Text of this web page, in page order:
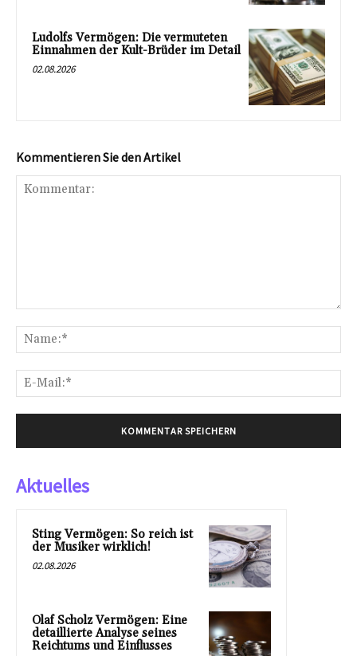
Ludolfs Vermögen: Die vermuteten
Einnahmen der Kult-Brüder im Detail
02.08.2026
Kommentieren Sie den Artikel
Aktuelles
Sting Vermögen: So reich ist
der Musiker wirklich!
02.08.2026
Olaf Scholz Vermögen: Eine
detaillierte Analyse seines
Reichtums und Einflusses